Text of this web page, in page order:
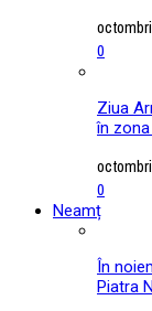
0
Ziua
în
0
Neamț
În
Piatra